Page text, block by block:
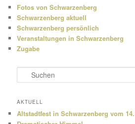
Fotos von Schwarzenberg
Schwarzenberg aktuell
Schwarzenberg persönlich
Veranstaltungen in Schwarzenberg
Zugabe
u
h
n
AKTUELL
Altstadtfest in Schwarzenberg vom